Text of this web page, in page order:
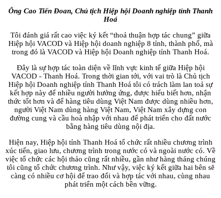
Ông Cao Tiến Đoan, Chủ tịch Hiệp hội Doanh nghiệp tỉnh Thanh
Hoá
Tôi đánh giá rất cao việc ký kết “thoả thuận hợp tác chung” giữa
Hiệp hội VACOD và Hiệp hội doanh nghiệp 8 tỉnh, thành phố, mà
trong đó là VACOD và Hiệp hội Doanh nghiệp tỉnh Thanh Hoá.
Đây là sự hợp tác toàn diện về lĩnh vực kinh tế giữa Hiệp hội
VACOD - Thanh Hoá. Trong thời gian tới, với vai trò là Chủ tịch
Hiệp hội Doanh nghiệp tỉnh Thanh Hoá tôi có trách làm lan toả sự
kết hợp này để nhiều người hưởng ứng, được hiểu biết hơn, nhận
thức tốt hơn và để hàng tiêu dùng Việt Nam được dùng nhiều hơn,
người Việt Nam dùng hàng Việt Nam, Việt Nam xây dựng con
đường cung và cầu hoà nhập với nhau để phát triển cho đất nước
bằng hàng tiêu dùng nội địa.
Hiện nay, Hiệp hội tỉnh Thanh Hoá tổ chức rất nhiều chương trình
xúc tiến, giao lưu, chương trình trong nước có và ngoài nước có. Về
việc tổ chức các hội thảo cũng rất nhiều, gần như hàng tháng chúng
tôi cũng tổ chức chương trình. Như vậy, việc ký kết giữa hai bên sẽ
càng có nhiều cơ hội để trao đổi và hợp tác với nhau, cùng nhau
phát triển một cách bền vững.